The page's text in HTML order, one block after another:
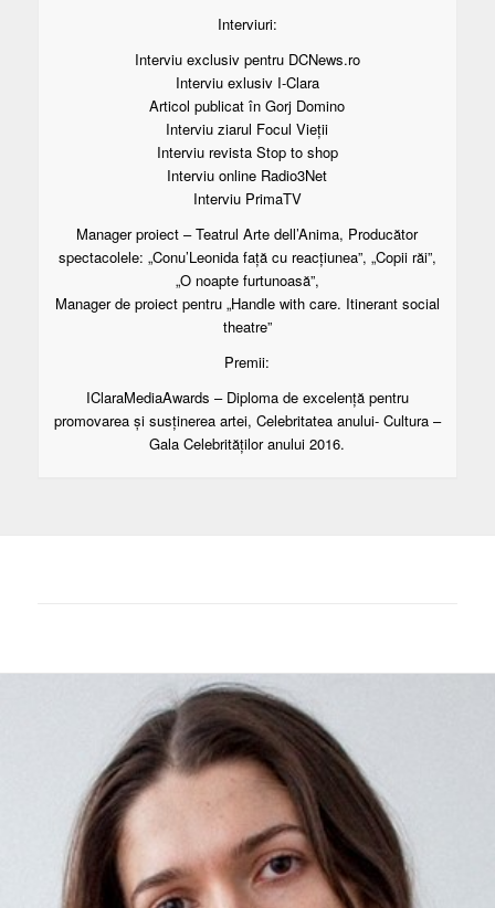
Interviuri:
Interviu exclusiv pentru DCNews.ro
Interviu exlusiv I-Clara
Articol publicat în Gorj Domino
Interviu ziarul Focul Vieții
Interviu revista Stop to shop
Interviu online Radio3Net
Interviu PrimaTV
Manager proiect – Teatrul Arte dell’Anima, Producător
spectacolele: „Conu’Leonida față cu reacțiunea”, „Copii răi”,
„O noapte furtunoasă”,
Manager de proiect pentru „Handle with care. Itinerant social
theatre”
Premii:
IClaraMediaAwards – Diploma de excelență pentru
promovarea și susținerea artei, Celebritatea anului- Cultura –
Gala Celebrităților anului 2016.